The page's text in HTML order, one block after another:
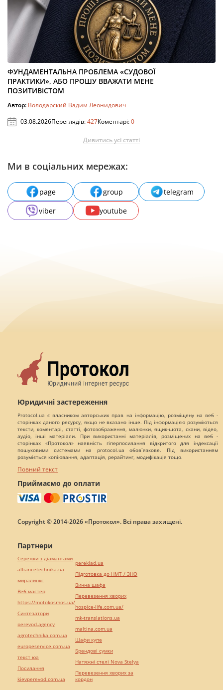
ФУНДАМЕНТАЛЬНА ПРОБЛЕМА «СУДОВОЇ
ПРАКТИКИ», АБО ПРОШУ ВВАЖАТИ МЕНЕ
ПОЗИТИВІСТОМ
Автор: Володарский Вадим Леонидович
03.08.2026Переглядів:427Коментарі:0
Дивитись усі статті
Ми в соціальних мережах:
page group
telegram
viber
youtube
Юридичні застереження
Protocol.ua є власником авторських прав на інформацію, розміщену на веб -
сторінках даного ресурсу, якщо не вказано інше. Під інформацією розуміються
тексти, коментарі, статті, фотозображення, малюнки, ящик-шота, скани, відео,
аудіо, інші матеріали. При використанні матеріалів, розміщених на веб -
сторінках «Протокол» наявність гіперпосилання відкритого для індексації
пошуковими системами на protocol.ua обов`язкове. Під використанням
розуміється копіювання, адаптація, рерайтинг, модифікація тощо.
Повний текст
Приймаємо до оплати
Copyright © 2014-2026 «Протокол». Всі права захищені.
Партнери
Сережки з діамантами
alliancetechnika.ua
миралинкс
Веб мастер
https://motokosmos.ua/
Синтезатори
perevod.agency
agrotechnika.com.ua
europeservice.com.ua
текст юа
Посилання
kievperevod.com.ua
pereklad.ua
Підготовка до НМТ / ЗНО
Винна шафа
Перевезення хворих
hospice-life.com.ua/
mk-translations.ua
maltina.com.ua
Шафи купе
Брендові сумки
Натяжні стелі Nova Stelya
Перевезення хворих за
кордон